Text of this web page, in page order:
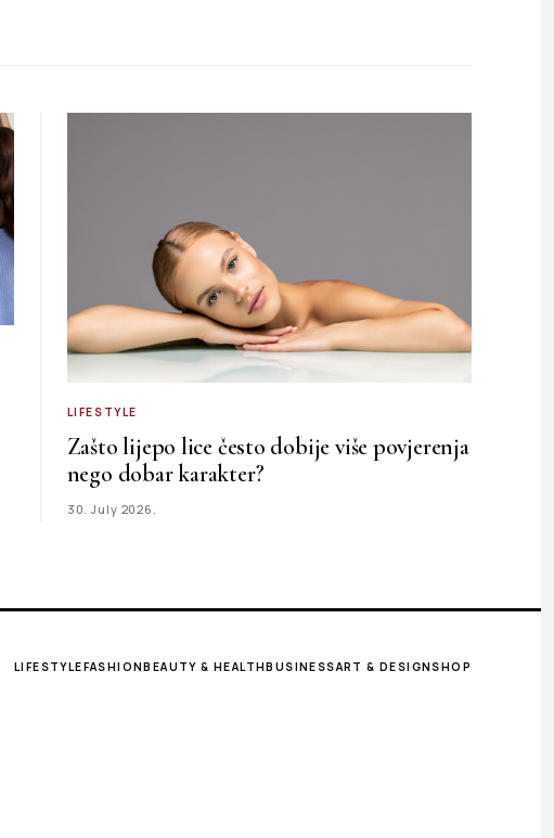
LIFESTYLE
Zašto lijepo lice često dobije više povjerenja
nego dobar karakter?
30. July 2026.
LIFESTYLEFASHIONBEAUTY & HEALTHBUSINESSART & DESIGNSHOP